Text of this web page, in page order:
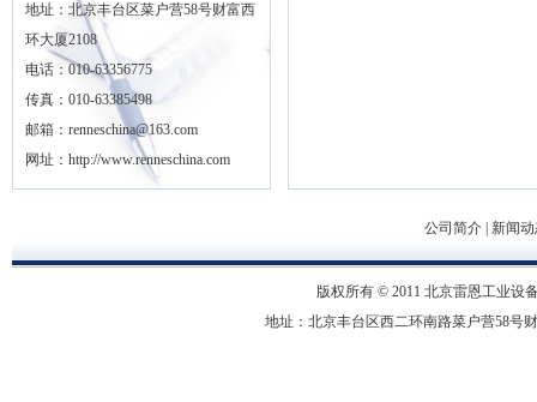
地址：北京丰台区菜户营58号财富西
环大厦2108
电话：010-63356775
传真：010-63385498
邮箱：renneschina@163.com
网址：http://www.renneschina.com
公司简介 新闻
版权所有 © 2011 北京雷恩工业设
地址：北京丰台区西二环南路菜户营58号